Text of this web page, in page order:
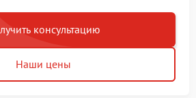
консультацию
Наши цены